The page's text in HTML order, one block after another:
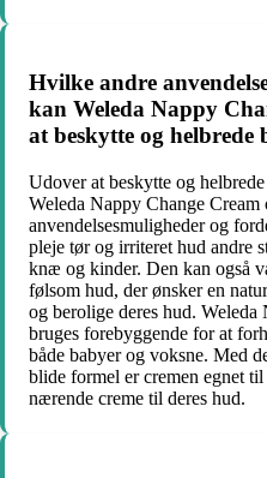
Hvilke andre
kan Weleda Nappy
at beskytte og helbrede
Udover at beskytte og
Weleda Nappy Change Cream
anvendelsesmuligheder og
pleje tør og irriteret hud andre
knæ og kinder. Den kan også
følsom hud, der ønsker en
og berolige deres hud. Weleda
bruges forebyggende for at
både babyer og voksne. Med
blide formel er cremen egnet
nærende creme til deres hud.